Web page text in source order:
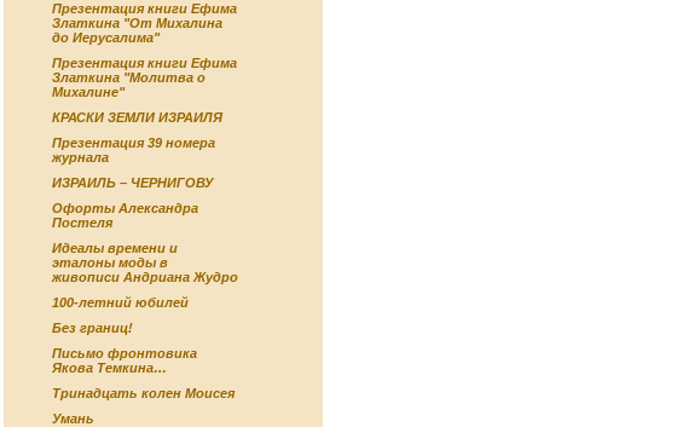
Презентация книги Ефима
Златкина "От Михалина
до Иерусалима"
Презентация книги Ефима
Златкина "Молитва о
Михалине"
КРАСКИ ЗЕМЛИ ИЗРАИЛЯ
Презентация 39 номера
журнала
ИЗРАИЛЬ – ЧЕРНИГОВУ
Офорты Александра
Постеля
Идеалы времени и
эталоны моды в
живописи Андриана Жудро
100-летний юбилей
Без границ!
Письмо фронтовика
Якова Темкина…
Тринадцать колен Моисея
Умань